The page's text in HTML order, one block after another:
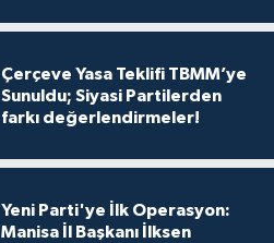
Çerçeve Yasa Teklifi TBMM’ye
Sunuldu; Siyasi Partilerden
farkı değerlendirmeler!
Yeni Parti'ye İlk Operasyon:
Manisa İl Başkanı İlksen